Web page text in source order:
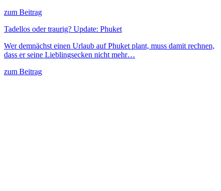
zum Beitrag
Tadellos oder traurig? Update: Phuket
Wer demnächst einen Urlaub auf Phuket plant, muss damit rechnen,
dass er seine Lieblingsecken nicht mehr…
zum Beitrag